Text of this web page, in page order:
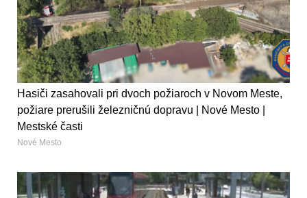
Hasiči zasahovali pri dvoch požiaroch v Novom Meste,
požiare prerušili železničnú dopravu | Nové Mesto |
Mestské časti
Nové Mesto